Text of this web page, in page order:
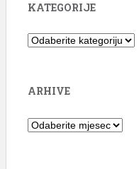
KATEGORIJE
Kategorije
ARHIVE
Arhive